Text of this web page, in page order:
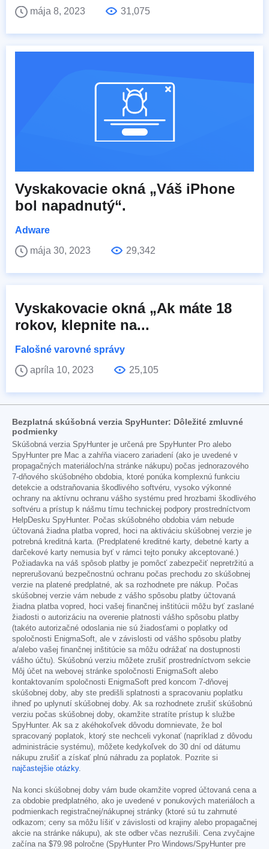
mája 8, 2023 31,075
Vyskakovacie okná „Váš iPhone
bol napadnutý“.
Adware
mája 30, 2023
29,342
Vyskakovacie okná „Ak máte 18
rokov, klepnite na...
Falošné varovné správy
apríla 10, 2023
25,105
Bezplatná skúšobná verzia SpyHunter: Dôležité zmluvné
podmienky
Skúšobná verzia SpyHunter je určená pre SpyHunter Pro alebo
SpyHunter pre Mac a zahŕňa viacero zariadení (ako je uvedené v
propagačných materiáloch/na stránke nákupu) počas jednorazového
7-dňového skúšobného obdobia, ktoré ponúka komplexnú funkciu
detekcie a odstraňovania škodlivého softvéru, vysoko výkonné
ochrany na aktívnu ochranu vášho systému pred hrozbami škodlivého
softvéru a prístup k nášmu tímu technickej podpory prostredníctvom
HelpDesku SpyHunter. Počas skúšobného obdobia vám nebude
účtovaná žiadna platba vopred, hoci na aktiváciu skúšobnej verzie je
potrebná kreditná karta. (Predplatené kreditné karty, debetné karty a
darčekové karty nemusia byť v rámci tejto ponuky akceptované.)
Požiadavka na váš spôsob platby je pomôcť zabezpečiť nepretržitú a
neprerušovanú bezpečnostnú ochranu počas prechodu zo skúšobnej
verzie na platené predplatné, ak sa rozhodnete pre nákup. Počas
skúšobnej verzie vám nebude z vášho spôsobu platby účtovaná
žiadna platba vopred, hoci vašej finančnej inštitúcii môžu byť zaslané
žiadosti o autorizáciu na overenie platnosti vášho spôsobu platby
(takéto autorizačné odoslania nie sú žiadosťami o poplatky od
spoločnosti EnigmaSoft, ale v závislosti od vášho spôsobu platby
a/alebo vašej finančnej inštitúcie sa môžu odrážať na dostupnosti
vášho účtu). Skúšobnú verziu môžete zrušiť prostredníctvom sekcie
Môj účet na webovej stránke spoločnosti EnigmaSoft alebo
kontaktovaním spoločnosti EnigmaSoft pred koncom 7-dňovej
skúšobnej doby, aby ste predišli splatnosti a spracovaniu poplatku
ihneď po uplynutí skúšobnej doby. Ak sa rozhodnete zrušiť skúšobnú
verziu počas skúšobnej doby, okamžite stratíte prístup k službe
SpyHunter. Ak sa z akéhokoľvek dôvodu domnievate, že bol
spracovaný poplatok, ktorý ste nechceli vykonať (napríklad z dôvodu
administrácie systému), môžete kedykoľvek do 30 dní od dátumu
nákupu zrušiť a získať plnú náhradu za poplatok. Pozrite si
najčastejšie otázky.
Na konci skúšobnej doby vám bude okamžite vopred účtovaná cena a
za obdobie predplatného, ako je uvedené v ponukových materiáloch a
podmienkach registračnej/nákupnej stránky (ktoré sú tu zahrnuté
odkazom; ceny sa môžu líšiť v závislosti od krajiny alebo propagačnej
akcie na stránke nákupu), ak ste odber včas nezrušili. Cena zvyčajne
začína na $79.98 polročne (SpyHunter Pro Windows/SpyHunter pre